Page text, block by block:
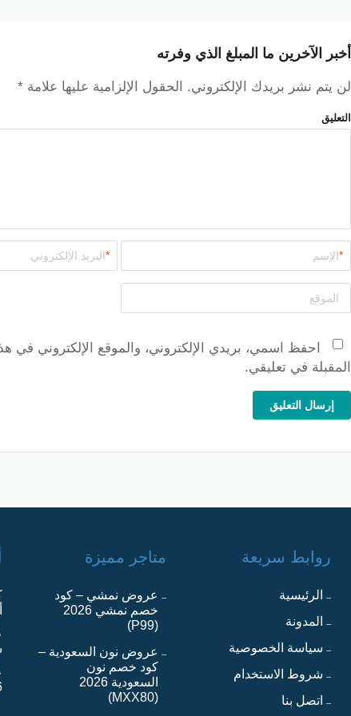
الرياضية، الملابس الرياضية، المعدات الرياضية، الإكسسوارات.
صفحة الدفع.
تطبيق.
أخبر الآخرين ما المبلغ الذي وفرته
لن يتم نشر بريدك الإلكتروني. الحقول الإلزامية عليها علامة *
التعليق
*
*
احفظ اسمي، بريدي الإلكتروني، والموقع الإلكتروني في
المقبلة في تعليقي.
إرسال التعليق
روابط سريعة
الرئيسية
المدونة
سياسة الخصوصية
شروط الاستخدام
اتصل بنا
متاجر مميزة
عروض نمشي – كود
خصم نمشي 2026
(P99)
عروض نون السعودية –
كود خصم نون
السعودية 2026
(MXX80)